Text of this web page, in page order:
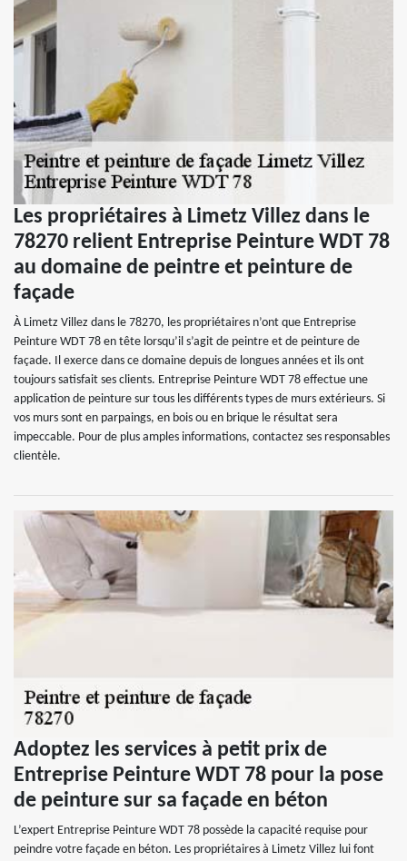
Les propriétaires à Limetz Villez dans le
78270 relient Entreprise Peinture WDT 78
au domaine de peintre et peinture de
façade
À Limetz Villez dans le 78270, les propriétaires n’ont que Entreprise
Peinture WDT 78 en tête lorsqu’il s’agit de peintre et de peinture de
façade. Il exerce dans ce domaine depuis de longues années et ils ont
toujours satisfait ses clients. Entreprise Peinture WDT 78 effectue une
application de peinture sur tous les différents types de murs extérieurs. Si
vos murs sont en parpaings, en bois ou en brique le résultat sera
impeccable. Pour de plus amples informations, contactez ses responsables
clientèle.
Adoptez les services à petit prix de
Entreprise Peinture WDT 78 pour la pose
de peinture sur sa façade en béton
L’expert Entreprise Peinture WDT 78 possède la capacité requise pour
peindre votre façade en béton. Les propriétaires à Limetz Villez lui font